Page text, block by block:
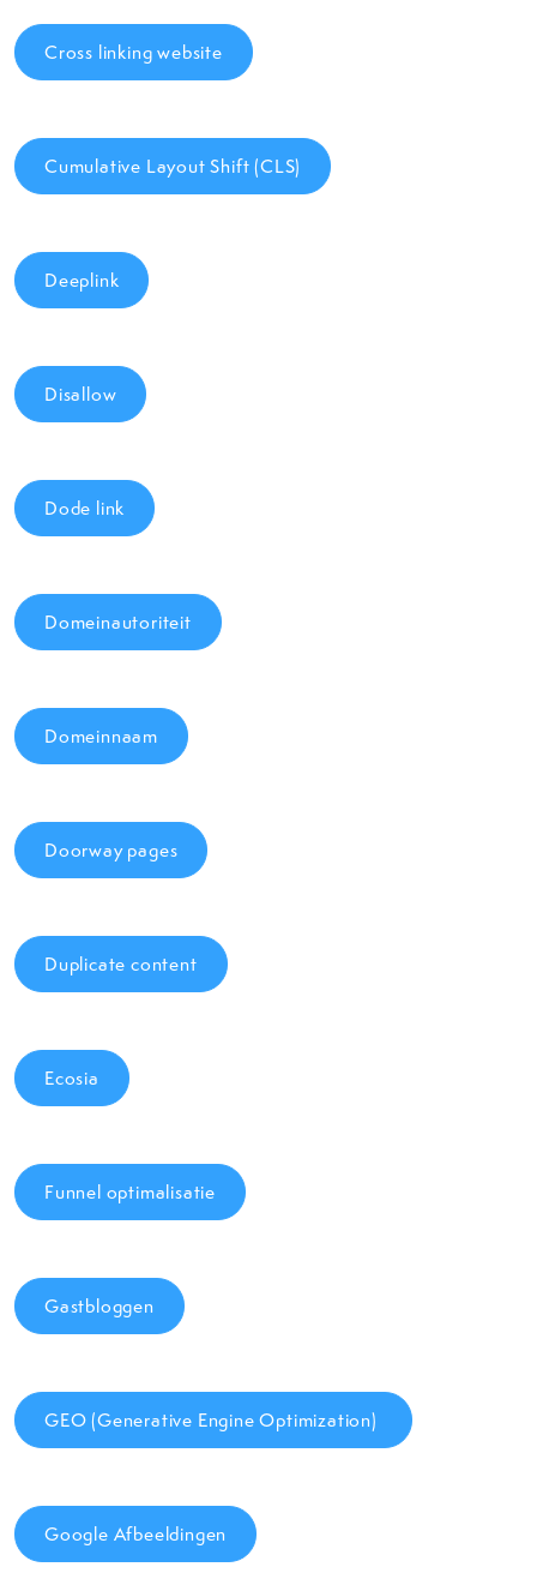
Cross linking website
Cumulative Layout Shift (CLS)
Deeplink
Disallow
Dode link
Domeinautoriteit
Domeinnaam
Doorway pages
Duplicate content
Ecosia
Funnel optimalisatie
Gastbloggen
GEO (Generative Engine Optimization)
Google Afbeeldingen